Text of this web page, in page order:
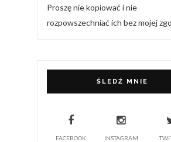
Proszę nie kopiować i nie
rozpowszechniać ich bez mojej
ŚLEDŹ MNIE
FACEBOOK INSTAGRAM